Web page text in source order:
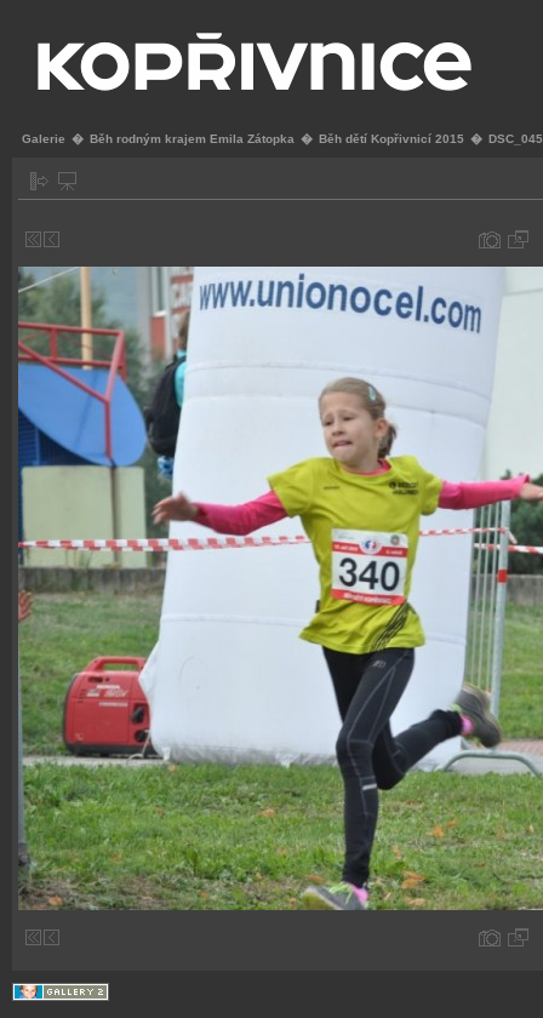
Galerie � Běh rodným krajem Emila Zátopka � Běh dětí Kopřivnicí 2015 �